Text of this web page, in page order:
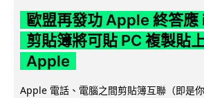
歐盟再發功 Apple 終答應
剪貼簿將可貼 PC 複製貼
Apple
Apple 電話、電腦之間剪貼簿互聯（即是